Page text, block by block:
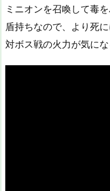
ミニオンを召喚して毒
盾持ちなので、より死
対ボス戦の火力が気にな